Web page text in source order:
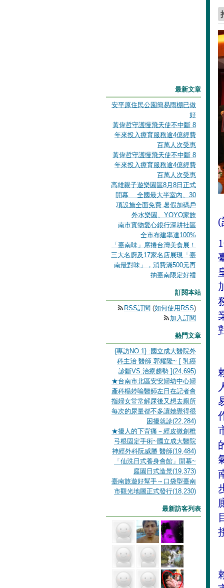
(
最新文章
安平原住民公園簡易雨棚已做
好
黃偉哲守護慢飛天使不中斷 8
年來投入療育服務逾4億經費
百萬人次受惠
黃偉哲守護慢飛天使不中斷 8
年來投入療育服務逾4億經費
百萬人次受惠
高雄親子遊樂園區8月8日正式
開幕 全國最大半室內、30
項設施全面免費 暑假加碼戶
外水樂園、YOYO家族
南市實物愛心銀行深耕社區
全市布建率達100%
「臺南味」席捲台灣美食展！
三大名廚及17家名店展現「臺
南最對味」，消費滿500元再
抽臺南限定好禮
訂閱本站
RSS訂閱 (如何使用RSS)
加入訂閱
熱門文章
{專訪NO.1} :國立成大醫院外
科主治 醫師 郭耀隆~ [ 乳癌
診斷VS.治療趨勢 ](24,695)
★台南市北區安安婦幼中心婦
產科楊婷喻醫師左日在記者會
指婦女常常解尿後又想去廁所
每次的尿量都不多讓她覺得很
困擾就診(22,284)
★擾人的下背痛－經皮微創椎
弓根固定手術~國立成大醫院
神經外科阮威勝 醫師(19,484)
「仙洗日式養身會館」開幕~
庭園日式造景(19,373)
臺南旅遊好幫手～口袋型臺南
市觀光地圖正式發行(18,230)
最新訪客列表